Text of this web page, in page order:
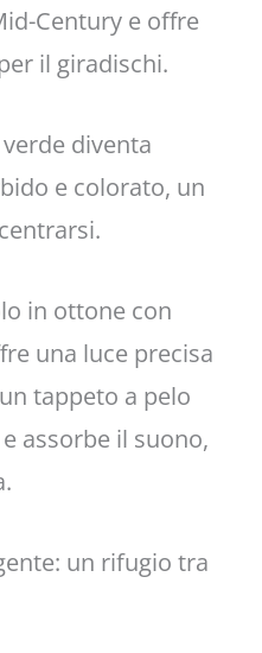
Century e offre
il giradischi.
diventa
e colorato, un
in ottone con
una luce precisa
tappeto a pelo
assorbe il suono,
un rifugio tra